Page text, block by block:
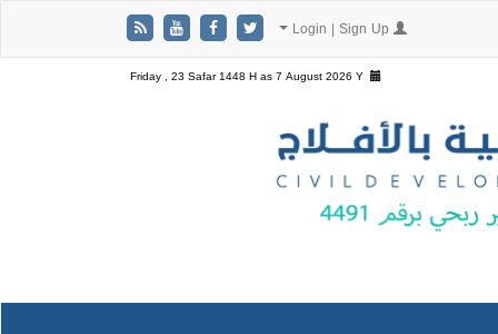
Friday , 23 Safar 1448 H as7 August 2026 Y